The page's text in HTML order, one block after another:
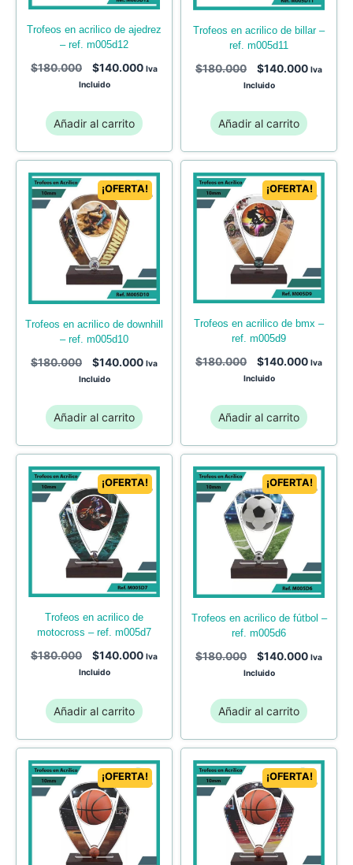
trofeos en acrilico de ajedrez
– ref. m005d12
$180.000 $140.000 Iva
Incluido
Añadir al carrito
trofeos en acrilico de billar –
ref. m005d11
$180.000 $140.000 Iva
Incluido
Añadir al carrito
¡OFERTA!
trofeos en acrilico de downhill
– ref. m005d10
$180.000 $140.000 Iva
Incluido
Añadir al carrito
¡OFERTA!
trofeos en acrilico de bmx –
ref. m005d9
$180.000 $140.000 Iva
Incluido
Añadir al carrito
¡OFERTA!
trofeos en acrilico de
motocross – ref. m005d7
$180.000 $140.000 Iva
Incluido
Añadir al carrito
¡OFERTA!
trofeos en acrilico de fútbol –
ref. m005d6
$180.000 $140.000 Iva
Incluido
Añadir al carrito
¡OFERTA! ¡OFERTA!